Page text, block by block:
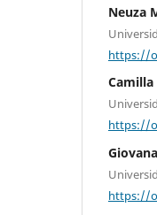
Neuza
https://
Camilla
https://
https://